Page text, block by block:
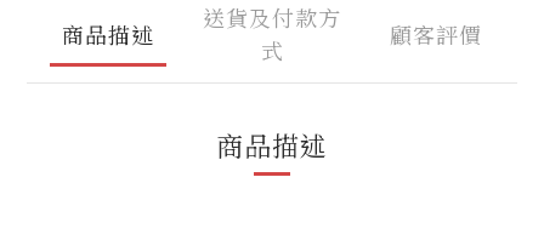
商品描述
送貨及付款方
式
顧客評價
商品描述